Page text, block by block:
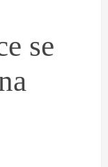
se